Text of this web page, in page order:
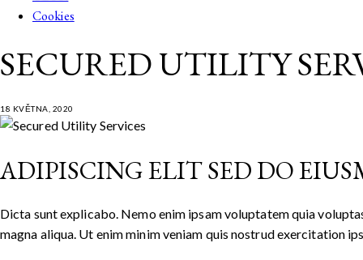
Cookies
SECURED UTILITY
18 KVĚTNA, 2020
ADIPISCING ELIT SED DO
Dicta sunt explicabo. Nemo enim ipsam voluptatem quia
magna aliqua. Ut enim minim veniam quis nostrud exercitation